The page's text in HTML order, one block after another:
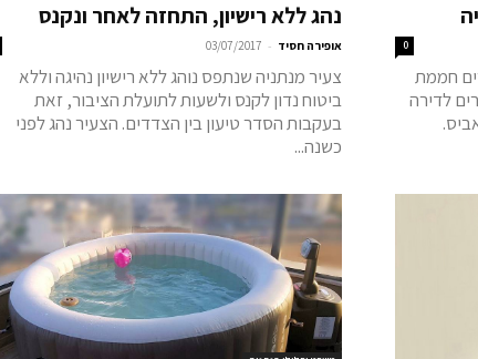
0
חממת
לדירה
נהג ללא רישיון, התחזה לאחר ונקנס
אופירה חסיד -
03/07/2017
צעיר מנתניה שנתפס נוהג ללא רישיון נהיגה וללא
ביטוח נדון לקנס ולשעות לתועלת הציבור, זאת
בעקבות הסדר טיעון בין הצדדים. הצעיר נהג לפני
כשנה...